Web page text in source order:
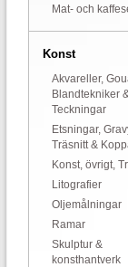
Mat- och
Konst
Akvareller,
Blandtekniker
Teckningar
Etsningar,
Träsnitt &
Konst, övrigt,
Litografier
Oljemålningar
Ramar
Skulptur &
konsthantverk